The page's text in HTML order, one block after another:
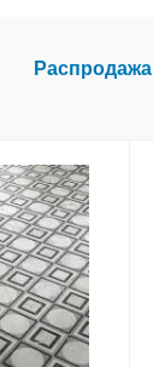
Распродажа